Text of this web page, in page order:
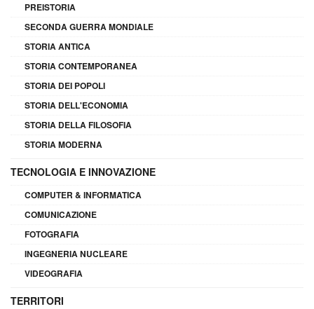
PREISTORIA
SECONDA GUERRA MONDIALE
STORIA ANTICA
STORIA CONTEMPORANEA
STORIA DEI POPOLI
STORIA DELL'ECONOMIA
STORIA DELLA FILOSOFIA
STORIA MODERNA
TECNOLOGIA E INNOVAZIONE
COMPUTER & INFORMATICA
COMUNICAZIONE
FOTOGRAFIA
INGEGNERIA NUCLEARE
VIDEOGRAFIA
TERRITORI